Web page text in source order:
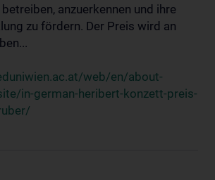
betreiben, anzuerkennen und ihre
zu fördern. Der Preis wird an
web/en/about-
in-german-heribert-konzett-preis-